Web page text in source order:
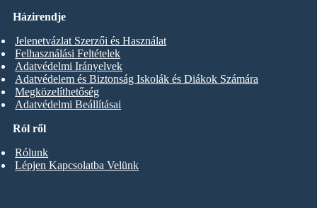
Ról ről
Rólunk
Lépjen Kapcsolatba Velünk
Házirendje
Jelenetvázlat Szerzői és Használat
Felhasználási Feltételek
Adatvédelmi Irányelvek
Adatvédelem és Biztonság Iskolák és Diákok Számára
Megközelíthetőség
Adatvédelmi Beállításai